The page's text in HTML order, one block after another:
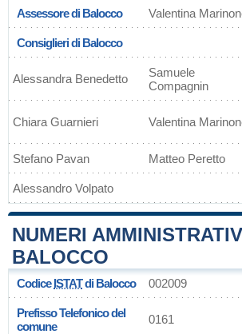
Assessore di Balocco Valentina
Consiglieri di Balocco
Alessandra Benedetto
Samuele
Compagnin
Chiara Guarnieri Valentina
Stefano Pavan Matteo Peretto
Alessandro Volpato
NUMERI
BALOCCO
CodiceISTATdi Balocco 002009
Prefisso Telefonico del
comune
0161